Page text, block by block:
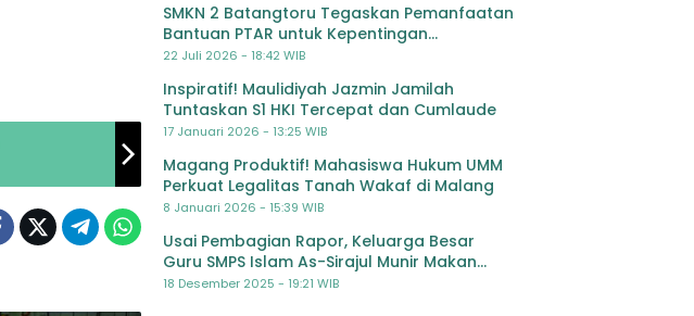
SMKN 2 Batangtoru Tegaskan Pemanfaatan
Bantuan PTAR untuk Kepentingan
Pendidikan
22 Juli 2026 - 18:42 WIB
Inspiratif! Maulidiyah Jazmin Jamilah
Tuntaskan S1 HKI Tercepat dan Cumlaude
17 Januari 2026 - 13:25 WIB
Magang Produktif! Mahasiswa Hukum UMM
Perkuat Legalitas Tanah Wakaf di Malang
8 Januari 2026 - 15:39 WIB
Usai Pembagian Rapor, Keluarga Besar
Guru SMPS Islam As-Sirajul Munir Makan
Bersama Sambut Libur Awal Semester
18 Desember 2025 - 19:21 WIB